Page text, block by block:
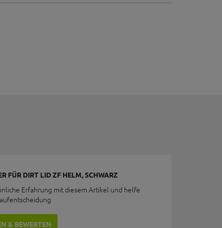
FÜR DIRT LID ZF HELM, SCHWARZ
Erfahrung mit diesem Artikel und helfe
& BEWERTEN